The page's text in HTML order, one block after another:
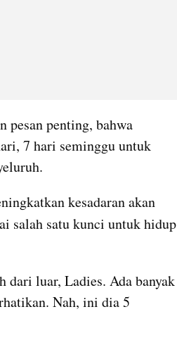
7 hari seminggu untuk
kesadaran akan
salah satu kunci untuk hidup
dari luar, Ladies. Ada banyak
Nah, ini dia 5